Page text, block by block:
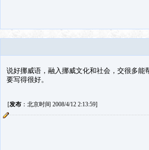
说好挪威语，融入挪威文化和社会，交很多
要写得很好。
[发布：北京时间 2008/4/12 2:13:59]